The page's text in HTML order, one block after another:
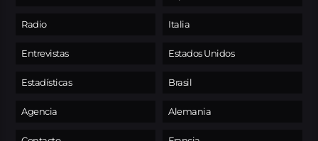
Radio
Entrevistas
Estadísticas
Agencia
Italia
Estados Unidos
Brasil
Alemania